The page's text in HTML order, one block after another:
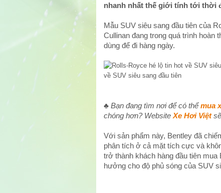
nhanh nhất thế giới tính tới thời
Mẫu SUV siêu sang đầu tiên của
Cullinan đang trong quá trình hoàn
dùng để đi hàng ngày.
về SUV siêu sang đầu tiên
♣ Bạn đang tìm nơi để có thểmua
chóng hơn? Website Xe Hơi Việtsẽ
Với sản phẩm này, Bentley đã
phân tích ở cả mặt tích cực và
trở thành khách hàng đầu tiên
hưởng cho độ phủ sóng của SUV